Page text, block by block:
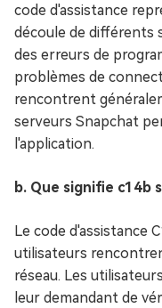
code d'assistance
découle de différents
des erreurs de
problèmes de
rencontrent
serveurs Snapchat
l'application.
b. Que signifie c14b
Le code d'assistance
utilisateurs
réseau. Les
leur demandant de